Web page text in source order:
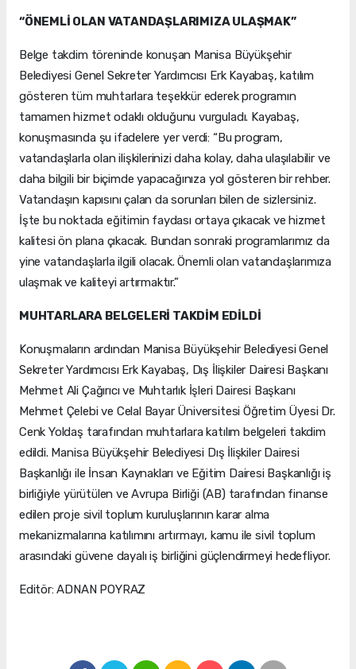
“ÖNEMLİ OLAN VATANDAŞLARIMIZA ULAŞMAK”
Belge takdim töreninde konuşan Manisa Büyükşehir
Belediyesi Genel Sekreter Yardımcısı Erk Kayabaş, katılım
gösteren tüm muhtarlara teşekkür ederek programın
tamamen hizmet odaklı olduğunu vurguladı. Kayabaş,
konuşmasında şu ifadelere yer verdi: “Bu program,
vatandaşlarla olan ilişkilerinizi daha kolay, daha ulaşılabilir ve
daha bilgili bir biçimde yapacağınıza yol gösteren bir rehber.
Vatandaşın kapısını çalan da sorunları bilen de sizlersiniz.
İşte bu noktada eğitimin faydası ortaya çıkacak ve hizmet
kalitesi ön plana çıkacak. Bundan sonraki programlarımız da
yine vatandaşlarla ilgili olacak. Önemli olan vatandaşlarımıza
ulaşmak ve kaliteyi artırmaktır.”
MUHTARLARA BELGELERİ TAKDİM EDİLDİ
Konuşmaların ardından Manisa Büyükşehir Belediyesi Genel
Sekreter Yardımcısı Erk Kayabaş, Dış İlişkiler Dairesi Başkanı
Mehmet Ali Çağırıcı ve Muhtarlık İşleri Dairesi Başkanı
Mehmet Çelebi ve Celal Bayar Üniversitesi Öğretim Üyesi Dr.
Cenk Yoldaş tarafından muhtarlara katılım belgeleri takdim
edildi. Manisa Büyükşehir Belediyesi Dış İlişkiler Dairesi
Başkanlığı ile İnsan Kaynakları ve Eğitim Dairesi Başkanlığı iş
birliğiyle yürütülen ve Avrupa Birliği (AB) tarafından finanse
edilen proje sivil toplum kuruluşlarının karar alma
mekanizmalarına katılımını artırmayı, kamu ile sivil toplum
arasındaki güvene dayalı iş birliğini güçlendirmeyi hedefliyor.
Editör: ADNAN POYRAZ